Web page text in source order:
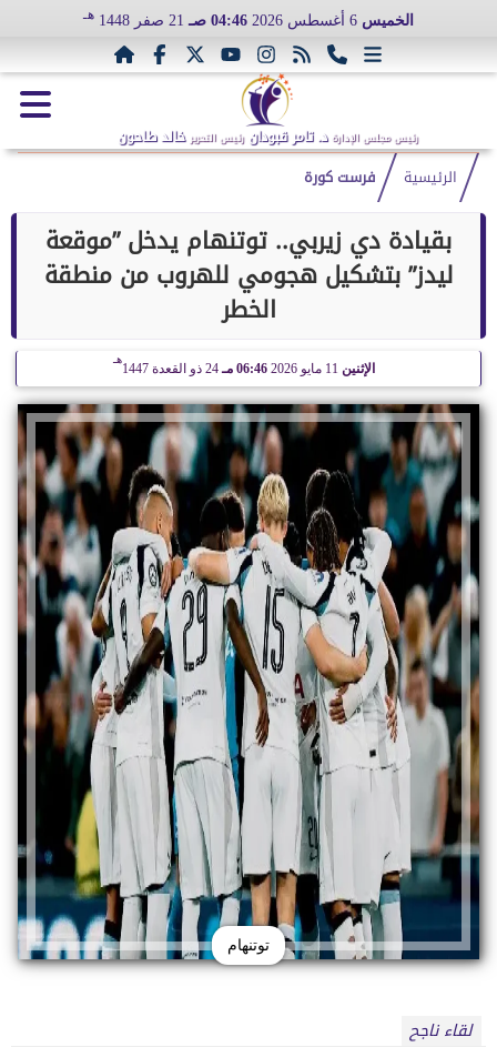
الخميس 04:46 صـ 21 صفر 1448 هـ
رئيس مجلس الإدارة د. تامر قبودان رئيس التحرير خالد طاحون
الرئيسية فرست كورة
بقيادة دي زيربي.. توتنهام يدخل ”موقعة
ليدز” بتشكيل هجومي للهروب من منطقة
الخطر
الإثنين 06:46 مـ 24 ذو القعدة 1447
هـ
توتنهام
لقاء ناجح